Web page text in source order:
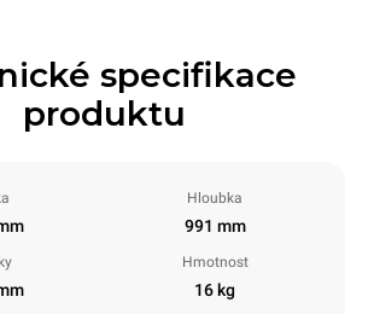
specifikace
produktu
Hloubka
991 mm
Hmotnost
16 kg